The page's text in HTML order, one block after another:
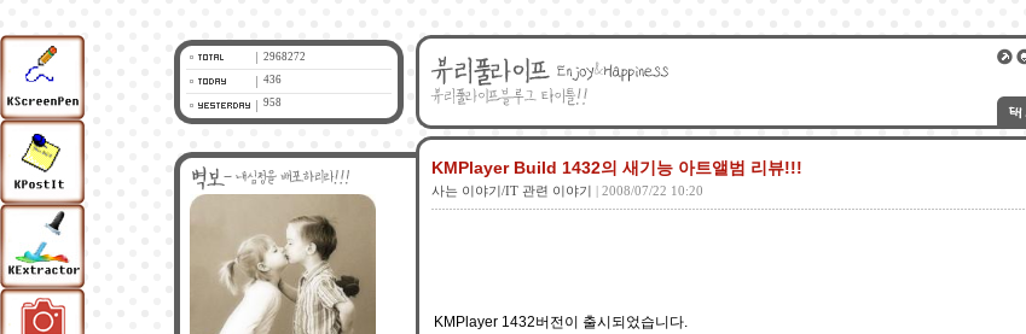
2968272
436
958
KMPlayer Build 1432의 새기능 아트앨범 리뷰!!!
사는 이야기/IT 관련 이야기 | 2008/07/22 10:20
KMPlayer 1432버전이 출시되었습니다.